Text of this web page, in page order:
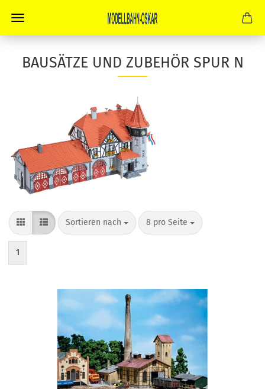
BAUSÄTZE UND ZUBEHÖR SPUR N
Sortieren nach
Sortieren nach 8 pro Seite
pro Seite
1